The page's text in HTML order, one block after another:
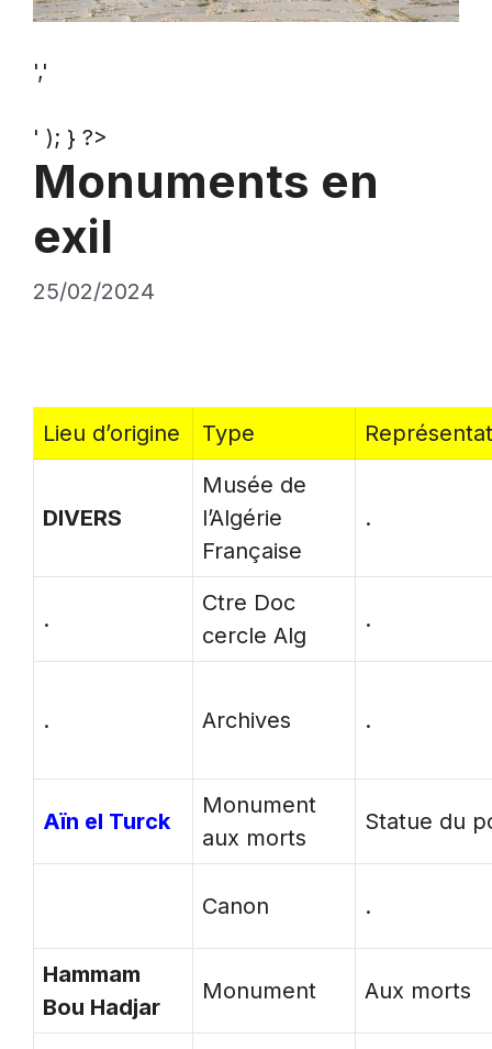
','
' ); } ?>
Monuments en
exil
25/02/2024
Lieu d’origine Type
DIVERS
Musée de
l’Algérie
Française
.
.
Ctre Doc
cercle Alg
.
. Archives .
Aïn el Turck
Monument
aux morts
Statue du
Canon .
Hammam
Bou Hadjar
Monument Aux morts